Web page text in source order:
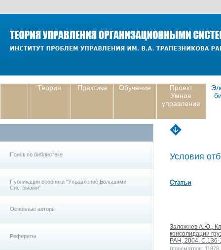
Теория Практика Обучение
Проект
Умное
управление
Поиск по библиотеке
Публикации сборника "Управление Большими
Системами"
Основные авторы
Рефераты
Условия
Статьи
Заложнев А.Ю.,
консолидации
РАН, 2004. С.136-
(просмотров: